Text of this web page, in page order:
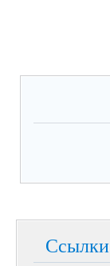
Ссылки